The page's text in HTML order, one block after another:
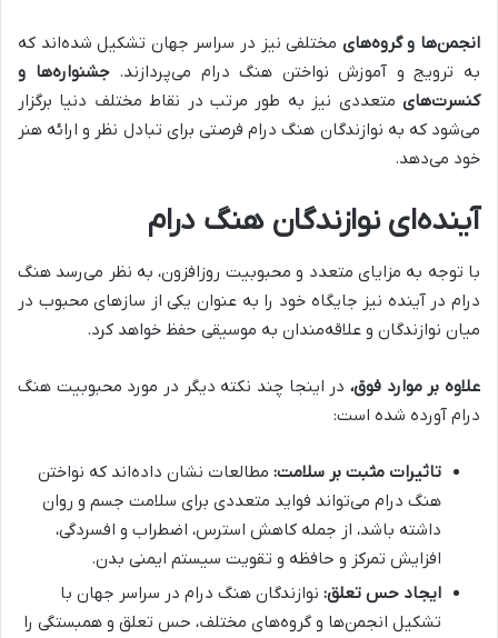
انجمن‌ها و گروه‌های مختلفی نیز در سراسر جهان تشکیل شده‌اند که
به ترویج و آموزش نواختن هنگ درام می‌پردازند.جشنواره‌ها و
کنسرت‌های متعددی نیز به طور مرتب در نقاط مختلف دنیا برگزار
می‌شود که به نوازندگان هنگ درام فرصتی برای تبادل نظر و ارائه هنر
خود می‌دهد.
آینده‌ای نوازندگان هنگ درام
با توجه به مزایای متعدد و محبوبیت روزافزون، به نظر می‌رسد هنگ
درام در آینده نیز جایگاه خود را به عنوان یکی از سازهای محبوب در
میان نوازندگان و علاقه‌مندان به موسیقی حفظ خواهد کرد.
علاوه بر موارد فوق، در اینجا چند نکته دیگر در مورد محبوبیت هنگ
درام آورده شده است:
تاثیرات مثبت بر سلامت: مطالعات نشان داده‌اند که نواختن
هنگ درام می‌تواند فواید متعددی برای سلامت جسم و روان
داشته باشد، از جمله کاهش استرس، اضطراب و افسردگی،
افزایش تمرکز و حافظه و تقویت سیستم ایمنی بدن.
ایجاد حس تعلق: نوازندگان هنگ درام در سراسر جهان با
تشکیل انجمن‌ها و گروه‌های مختلف، حس تعلق و همبستگی را